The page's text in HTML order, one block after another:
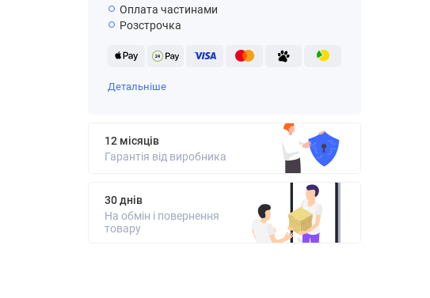
Оплата частинами
Розстрочка
Детальніше
12 місяців
Гарантія від виробника
30 днів
На обмін і повернення
товару